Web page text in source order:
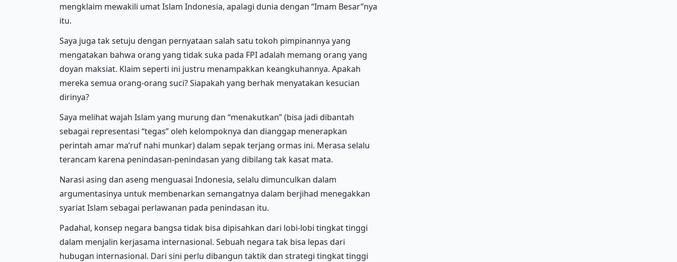
mengklaim mewakili umat Islam Indonesia, apalagi dunia dengan “Imam Besar”nya
itu.
Saya juga tak setuju dengan pernyataan salah satu tokoh pimpinannya yang
mengatakan bahwa orang yang tidak suka pada FPI adalah memang orang yang
doyan maksiat. Klaim seperti ini justru menampakkan keangkuhannya. Apakah
mereka semua orang-orang suci? Siapakah yang berhak menyatakan kesucian
dirinya?
Saya melihat wajah Islam yang murung dan “menakutkan” (bisa jadi dibantah
sebagai representasi “tegas” oleh kelompoknya dan dianggap menerapkan
perintah amar ma’ruf nahi munkar) dalam sepak terjang ormas ini. Merasa selalu
terancam karena penindasan-penindasan yang dibilang tak kasat mata.
Narasi asing dan aseng menguasai Indonesia, selalu dimunculkan dalam
argumentasinya untuk membenarkan semangatnya dalam berjihad menegakkan
syariat Islam sebagai perlawanan pada penindasan itu.
Padahal, konsep negara bangsa tidak bisa dipisahkan dari lobi-lobi tingkat tinggi
dalam menjalin kerjasama internasional. Sebuah negara tak bisa lepas dari
hubugan internasional. Dari sini perlu dibangun taktik dan strategi tingkat tinggi